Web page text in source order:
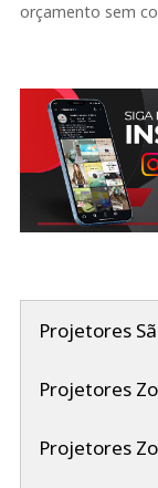
orçamento sem
Projetores
Projetores
Projetores